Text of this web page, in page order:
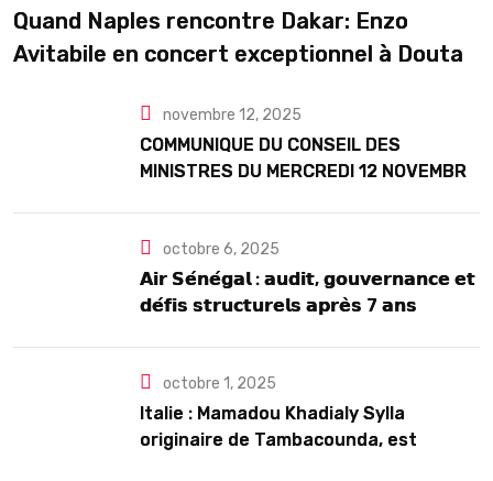
Quand Naples rencontre Dakar: Enzo
Avitabile en concert exceptionnel à Douta
novembre 12, 2025
COMMUNIQUE DU CONSEIL DES
MINISTRES DU MERCREDI 12 NOVEMBRE
octobre 6, 2025
𝗔𝗶𝗿 𝗦𝗲́𝗻𝗲́𝗴𝗮𝗹 : 𝗮𝘂𝗱𝗶𝘁, 𝗴𝗼𝘂𝘃𝗲𝗿𝗻𝗮𝗻𝗰𝗲 𝗲𝘁
𝗱𝗲́𝗳𝗶𝘀 𝘀𝘁𝗿𝘂𝗰𝘁𝘂𝗿𝗲𝗹𝘀 𝗮𝗽𝗿𝗲̀𝘀 7 𝗮𝗻𝘀
octobre 1, 2025
Italie : Mamadou Khadialy Sylla
originaire de Tambacounda, est